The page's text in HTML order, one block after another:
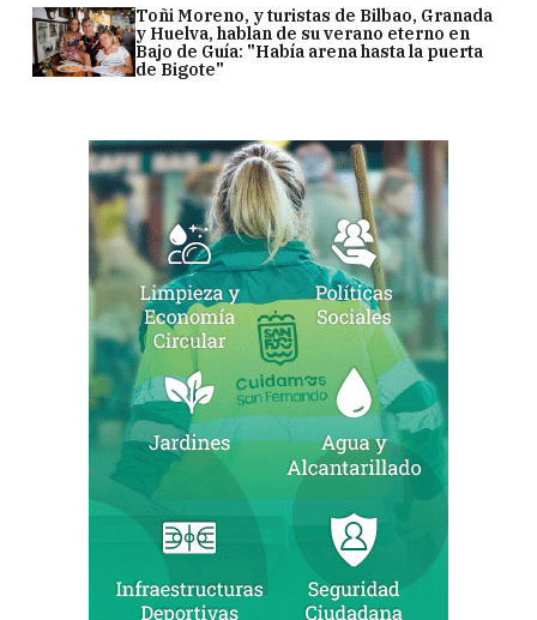
Toñi Moreno, y turistas de Bilbao, Granada
y Huelva, hablan de su verano eterno en
Bajo de Guía: "Había arena hasta la puerta
de Bigote"